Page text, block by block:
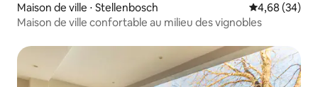
Maison de ville ⋅ Stellenbosch Évaluation
4,68 (34)
Maison de ville confortable au milieu des vignobles